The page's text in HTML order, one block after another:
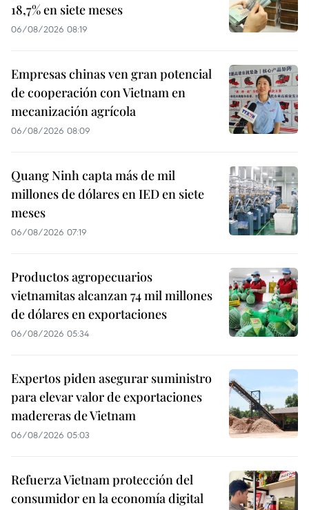
18,7% en siete meses
06/08/2026 08:19
Empresas chinas ven gran potencial
de cooperación con Vietnam en
mecanización agrícola
06/08/2026 08:09
Quang Ninh capta más de mil
millones de dólares en IED en siete
meses
06/08/2026 07:19
Productos agropecuarios
vietnamitas alcanzan 74 mil millones
de dólares en exportaciones
06/08/2026 05:34
Expertos piden asegurar suministro
para elevar valor de exportaciones
madereras de Vietnam
06/08/2026 05:03
Refuerza Vietnam protección del
consumidor en la economía digital